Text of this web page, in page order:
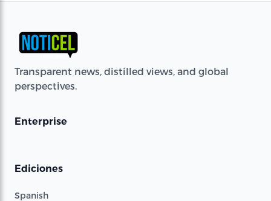
Transparent news, distilled views, and global
perspectives.
Enterprise
Ediciones
Spanish